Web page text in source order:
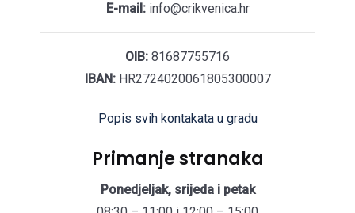
E-mail:info@crikvenica.hr
OIB: 81687755716
IBAN:HR2724020061805300007
Popis svih kontakata u gradu
Primanje stranaka
Ponedjeljak, srijeda i petak